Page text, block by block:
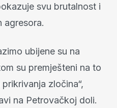
svu brutalnost i
agresora.
ubijene su na
su premješteni na to
zločina“,
na Petrovačkoj doli.